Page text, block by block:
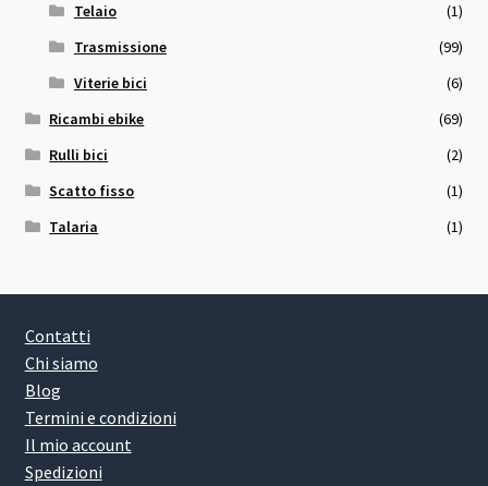
Telaio
(1)
Trasmissione
(99)
Viterie bici
(6)
Ricambi ebike
(69)
Rulli bici
(2)
Scatto fisso
(1)
Talaria
(1)
Contatti
Chi siamo
Blog
Termini e condizioni
Il mio account
Spedizioni